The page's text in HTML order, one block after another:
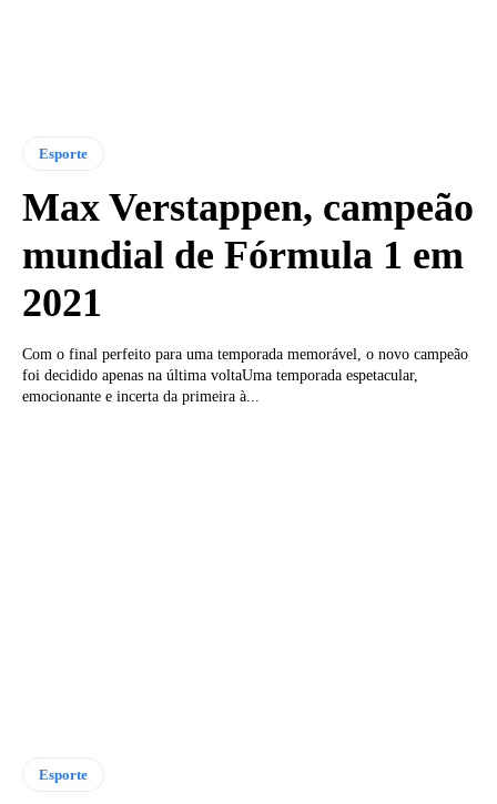
Esporte
Max Verstappen, campeão
mundial de Fórmula 1 em
2021
Com o final perfeito para uma temporada memorável, o novo campeão
foi decidido apenas na última voltaUma temporada espetacular,
emocionante e incerta da primeira à...
Esporte